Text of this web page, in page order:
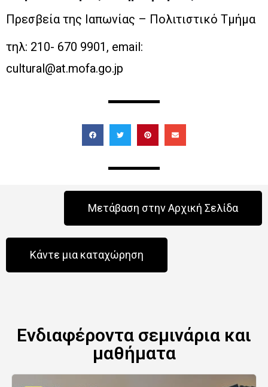
Ενδιαφέροντα σεμινάρια και
Μαρούσι
Syros Healing Waves 2026 - Η Ελλάδα θεραπεύει